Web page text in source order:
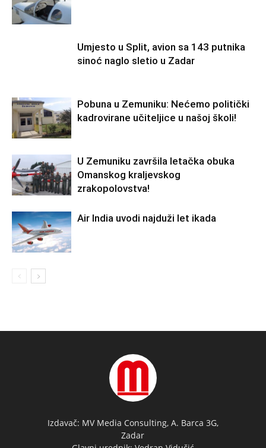
Umjesto u Split, avion sa 143 putnika
sinoć naglo sletio u Zadar
Pobuna u Zemuniku: Nećemo politički
kadrovirane učiteljice u našoj školi!
U Zemuniku završila letačka obuka
Omanskog kraljevskog
zrakopolovstva!
Air India uvodi najduži let ikada
Izdavač: MV Media Consulting, A. Barca 3G,
Zadar